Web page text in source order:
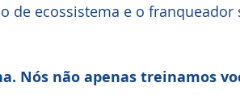
de ecossistema e o
Nós não apenas treinamos